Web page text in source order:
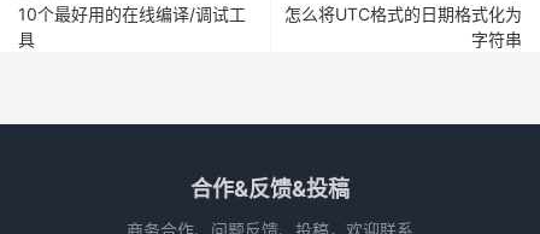
10个最好用的在线编译/调试工
具
怎么将UTC格式的日期格式化为
字符串
合作&反馈&投稿
商务合作、问题反馈、投稿，欢迎联系